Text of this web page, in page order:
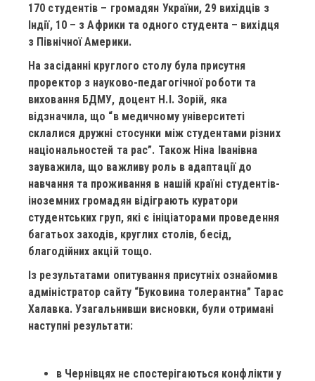
170 студентів – громадян України, 29 вихідців з
Індії, 10 – з Африки та одного студента – вихідця
з Північної Америки.
На засіданні круглого столу була присутня
проректор з науково-педагогічної роботи та
виховання БДМУ, доцент Н.І. Зорій, яка
відзначила, що “в медичному університеті
склалися дружні стосунки між студентами різних
національностей та рас”. Також Ніна Іванівна
зауважила, що важливу роль в адаптації до
навчання та проживання в нашій країні студентів-
іноземних громадян відіграють куратори
студентських груп, які є ініціаторами проведення
багатьох заходів, круглих столів, бесід,
благодійних акцій тощо.
Із результатами опитування присутніх ознайомив
адміністратор сайту “Буковина толерантна” Тарас
Халавка. Узагальнивши висновки, були отримані
наступні результати:
в Чернівцях не спостерігаються конфлікти у